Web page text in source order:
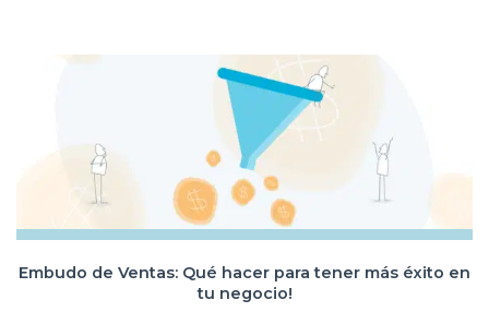
Embudo de Ventas: Qué hacer para tener más éxito en
tu negocio!